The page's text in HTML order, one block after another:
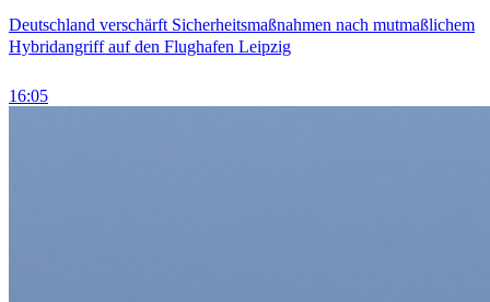
Deutschland verschärft Sicherheitsmaßnahmen nach mutmaßlichem
Hybridangriff auf den Flughafen Leipzig
16:05